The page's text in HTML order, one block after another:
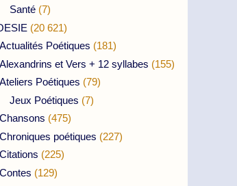
Santé (7)
(20 621)
Actualités Poétiques (181)
Alexandrins et Vers + 12 syllabes (155)
Ateliers Poétiques (79)
Jeux Poétiques (7)
Chansons (475)
Chroniques poétiques (227)
Citations (225)
Contes (129)